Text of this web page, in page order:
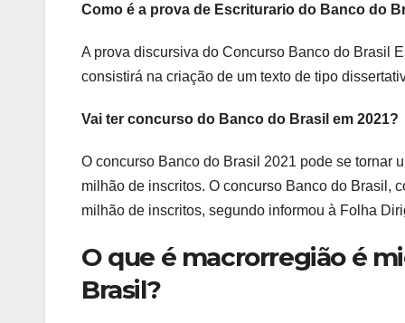
Como é a prova de Escriturario do Banco do
A prova discursiva do Concurso Banco do Brasil
consistirá na criação de um texto de tipo
Vai ter concurso do Banco do Brasil em 2021?
O concurso Banco do Brasil 2021 pode se tornar
milhão de inscritos. O concurso Banco do Brasil,
milhão de inscritos, segundo informou à Folha
O que é macrorregião é
Brasil?